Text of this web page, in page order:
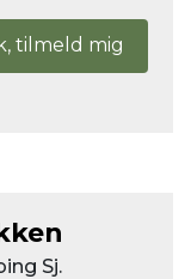
tilmeld mig
Sj.